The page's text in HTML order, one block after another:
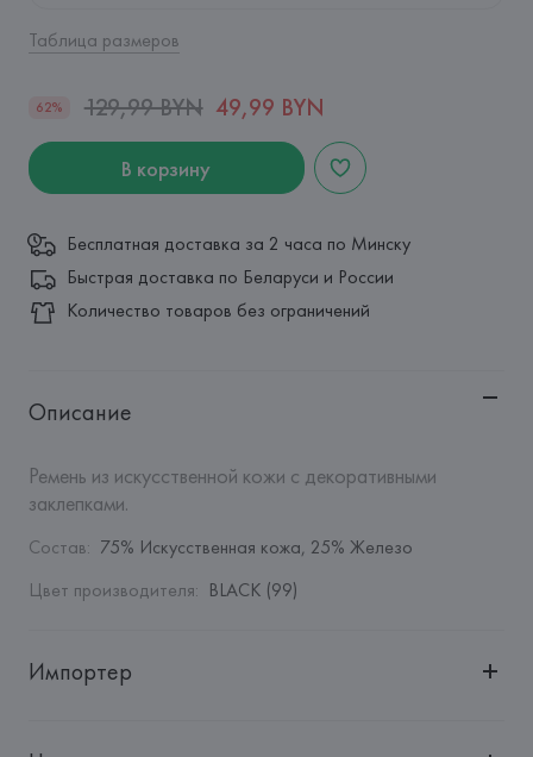
Таблица размеров
62% 129,99 BYN 49,99 BYN
В корзину
Бесплатная доставка за 2 часа по Минску
Быстрая доставка по Беларуси и России
Количество товаров без ограничений
Описание
Ремень из искусственной кожи с декоративными
заклепками.
Состав: 75% Искусственная кожа, 25% Железо
Цвет производителя: BLACK (99)
Импортер